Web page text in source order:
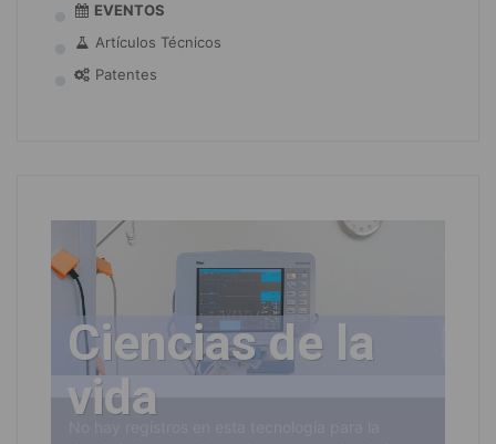
EVENTOS
Artículos Técnicos
Patentes
Ciencias de la
vida